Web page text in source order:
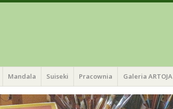
Mandala Suiseki Pracownia Galeria ARTOJA